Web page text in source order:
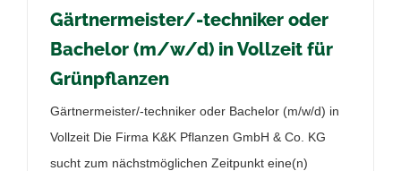
Gärtnermeister/-techniker oder
Bachelor (m/w/d) in Vollzeit für
Grünpflanzen
Gärtnermeister/-techniker oder Bachelor (m/w/d) in
Vollzeit Die Firma K&K Pflanzen GmbH & Co. KG
sucht zum nächstmöglichen Zeitpunkt eine(n)